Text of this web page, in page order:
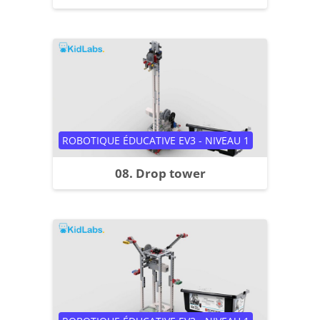
08. Drop tower
Catégorie de cours
ROBOTIQUE ÉDUCATIVE EV3 - NIVEAU 1